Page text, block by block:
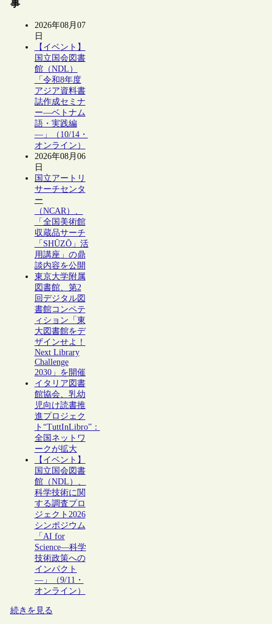
事
2026年08月07
日
【イベント】
国立国会図書
館（NDL）
「令和8年度
アジア資料書
誌作成セミナ
ー―ベトナム
語・実践編
―」（10/14・
オンライン）
2026年08月06
日
国立アートリ
サーチセンタ
ー
（NCAR）、
「全国美術館
収蔵品サーチ
「SHŪZŌ」活
用講座」の鼎
談内容を公開
東京大学附属
図書館、第2
回デジタル図
書館コンペテ
ィション「東
大図書館をデ
ザインせよ！
Next Library
Challenge
2030」を開催
イタリア図書
館協会、乳幼
児向け読書推
進プロジェク
ト“TuttInLibro”：
全国ネットワ
ークが拡大
【イベント】
国立国会図書
館（NDL）、
科学技術に関
する調査プロ
ジェクト2026
シンポジウム
「AI for
Science―科学
技術政策への
インパクト
―」（9/11・
オンライン）
続きを見る